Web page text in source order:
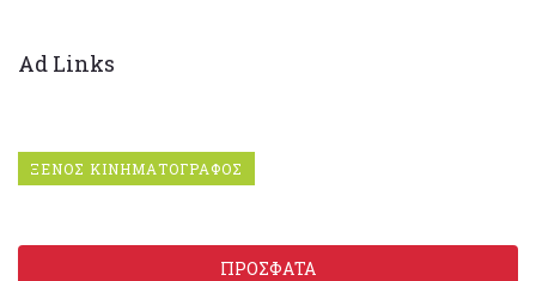
Ad Links
ΞΕΝΟΣ ΚΙΝΗΜΑΤΟΓΡΑΦΟΣ
ΠΡΟΣΦΑΤΑ